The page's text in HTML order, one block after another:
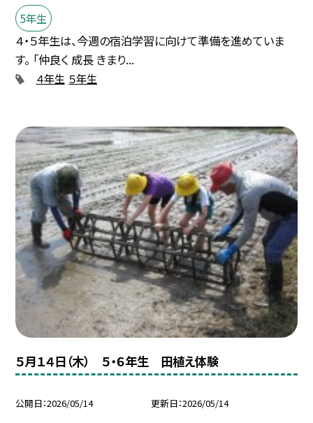
5年生
４・５年生は、今週の宿泊学習に向けて準備を進めていま
す。 「仲良く 成長 きまり...
４年生 ５年生
５月１４日（木） ５・６年生 田植え体験
公開日 2026/05/14 更新日 2026/05/14